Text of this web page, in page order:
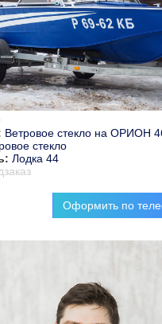
Ветровое стекло на ОРИОН
стекло
Лодка 44
Оформить по